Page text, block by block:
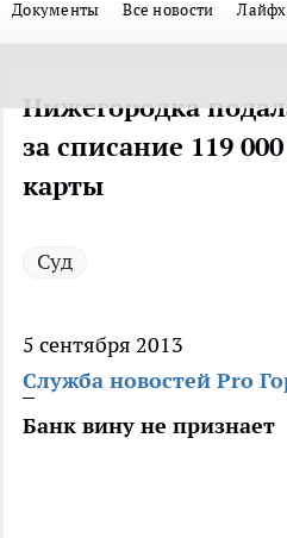
Документы Все новости
Нижегородка
за списание 119
карты
Суд
5 сентября 2013
Служба новостей Pro
Банк вину не признает